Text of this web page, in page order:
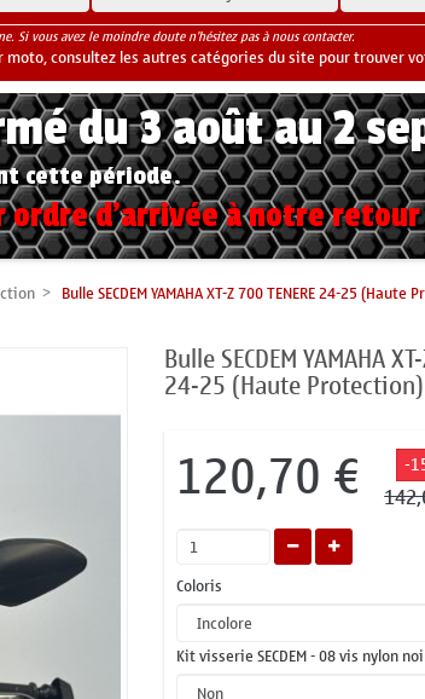
Si vous avez le moindre doute n'hésitez pas à nous contacter.
consultez les autres catégories du site pour trouver
du 3 août au 2
cette période.
d'arrivée à notre retour
Bulle SECDEM YAMAHA XT-Z 700 TENERE 24-25 (Haute
Bulle SECDEM YAMAHA
24-25 (Haute Protection)
120,70 € -
Coloris
Kit visserie SECDEM - 08 vis nylon